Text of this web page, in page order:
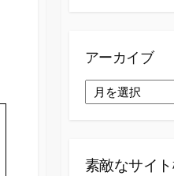
アーカイブ
ー
素敵なサイ